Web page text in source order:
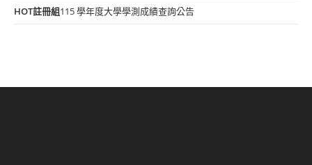
HOT註冊組115 學年度大學學測成績查詢公告